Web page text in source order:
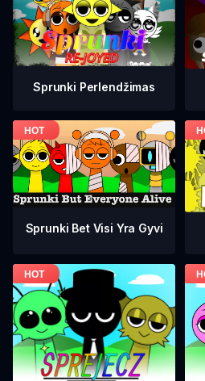
Sprunki Perlendžimas
Sprunki Bet Visi Yra Gyvi